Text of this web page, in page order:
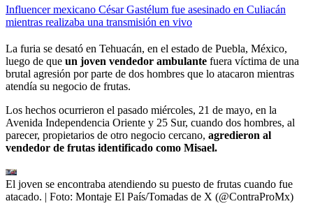
Influencer mexicano César Gastélum fue asesinado en Culiacán
mientras realizaba una transmisión en vivo
La furia se desató en Tehuacán, en el estado de Puebla, México,
luego de que un joven vendedor ambulante fuera víctima de una
brutal agresión por parte de dos hombres que lo atacaron mientras
atendía su negocio de frutas.
Los hechos ocurrieron el pasado miércoles, 21 de mayo, en la
Avenida Independencia Oriente y 25 Sur, cuando dos hombres, al
parecer, propietarios de otro negocio cercano, agredieron al
vendedor de frutas identificado como Misael.
El joven se encontraba atendiendo su puesto de frutas cuando fue
atacado. | Foto: Montaje El País/Tomadas de X (@ContraProMx)